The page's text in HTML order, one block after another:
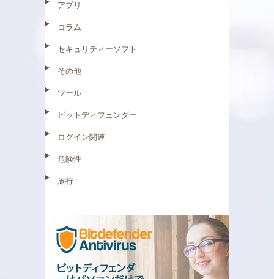
アプリ
コラム
セキュリティーソフト
その他
ツール
ビットディフェンダー
ログイン関連
危険性
旅行